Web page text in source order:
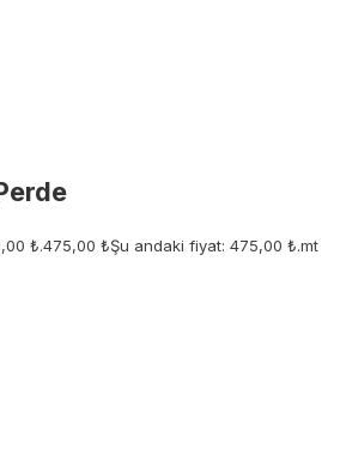
₺.475,00 ₺Şu andaki fiyat: 475,00 ₺.mt